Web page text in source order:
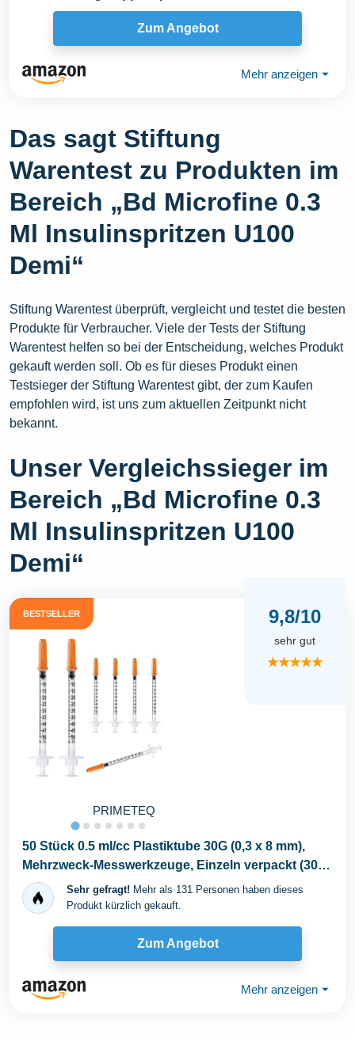
Zum Angebot
Mehr anzeigen ⏷
Das sagt Stiftung
Warentest zu Produkten im
Bereich „Bd Microfine 0.3
Ml Insulinspritzen U100
Demi“
Stiftung Warentest überprüft, vergleicht und testet die besten
Produkte für Verbraucher. Viele der Tests der Stiftung
Warentest helfen so bei der Entscheidung, welches Produkt
gekauft werden soll. Ob es für dieses Produkt einen
Testsieger der Stiftung Warentest gibt, der zum Kaufen
empfohlen wird, ist uns zum aktuellen Zeitpunkt nicht
bekannt.
Unser Vergleichssieger im
Bereich „Bd Microfine 0.3
Ml Insulinspritzen U100
Demi“
BESTSELLER
PRIMETEQ
9,8/10
sehr gut
★★★★★
50 Stück 0.5 ml/cc Plastiktube 30G (0,3 x 8 mm),
Mehrzweck-Messwerkzeuge, Einzeln verpackt (30G
x...
Sehr gefragt! Mehr als 131 Personen haben dieses
Produkt kürzlich gekauft.
Zum Angebot
Mehr anzeigen ⏷